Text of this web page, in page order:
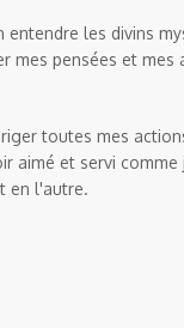
entendre les divins
mes pensées et
toutes mes
aimé et servi
en l'autre.